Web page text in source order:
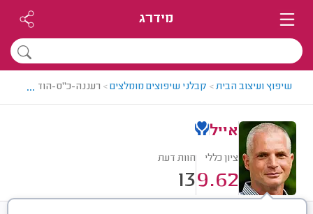
מידרג
שיפוץ ועיצוב הבית> קבלני שיפוצים מומלצים> רעננה-כ"ס-הוד השרון >
...
אייל
ציון כללי
9.62
חוות דעת
13